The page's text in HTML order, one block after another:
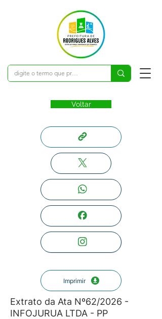
Voltar
Imprimir
Extrato da Ata Nº62/2026 -
INFOJURUA LTDA - PP